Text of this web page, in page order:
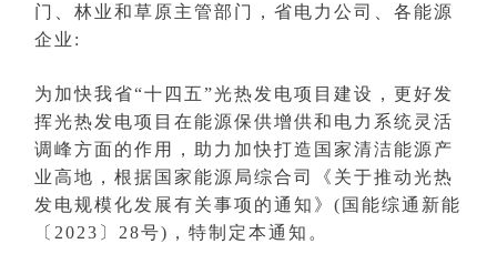
门、林业和草原主管部门，省电力公司、各能源
企业:
为加快我省“十四五”光热发电项目建设，更好发
挥光热发电项目在能源保供增供和电力系统灵活
调峰方面的作用，助力加快打造国家清洁能源产
业高地，根据国家能源局综合司《关于推动光热
发电规模化发展有关事项的通知》(国能综通新能
〔2023〕28号)，特制定本通知。